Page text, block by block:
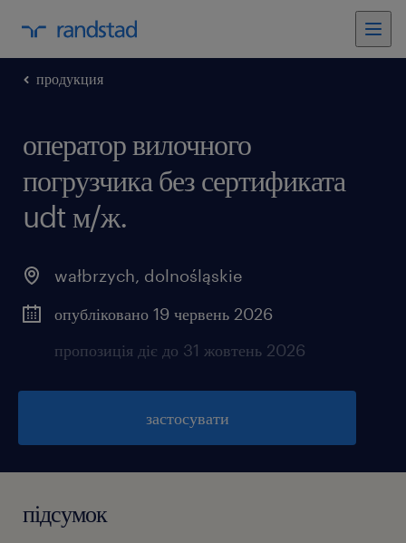
продукция
оператор вилочного
погрузчика без сертификата
udt м/ж.
wałbrzych, dolnośląskie
опубліковано 19 червень 2026
пропозиція діє до 31 жовтень 2026
застосувати
підсумок